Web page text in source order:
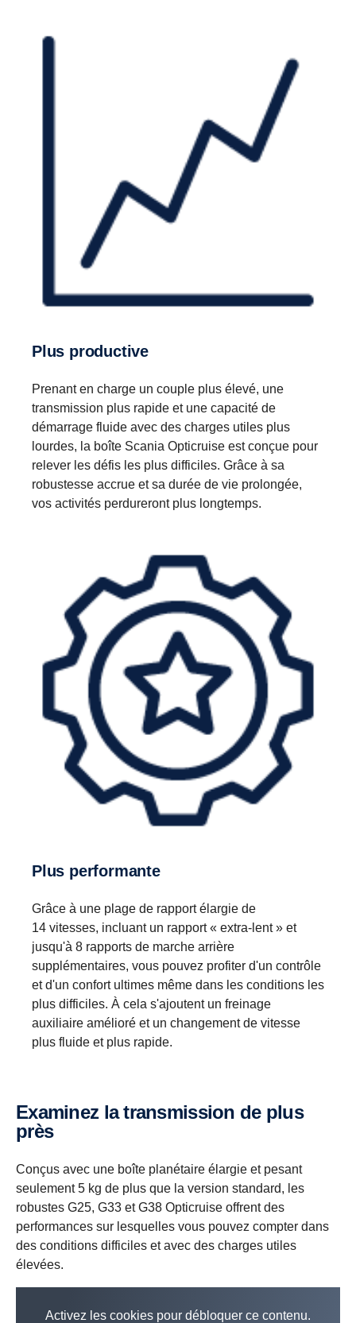
Plus productive
Prenant en charge un couple plus élevé, une
transmission plus rapide et une capacité de
démarrage fluide avec des charges utiles plus
lourdes, la boîte Scania Opticruise est conçue pour
relever les défis les plus difficiles. Grâce à sa
robustesse accrue et sa durée de vie prolongée,
vos activités perdureront plus longtemps.
Plus performante
Grâce à une plage de rapport élargie de
14 vitesses, incluant un rapport « extra-lent » et
jusqu'à 8 rapports de marche arrière
supplémentaires, vous pouvez profiter d'un contrôle
et d'un confort ultimes même dans les conditions les
plus difficiles. À cela s'ajoutent un freinage
auxiliaire amélioré et un changement de vitesse
plus fluide et plus rapide.
Examinez la transmission de plus
près
Conçus avec une boîte planétaire élargie et pesant
seulement 5 kg de plus que la version standard, les
robustes G25, G33 et G38 Opticruise offrent des
performances sur lesquelles vous pouvez compter dans
des conditions difficiles et avec des charges utiles
élevées.
Activez les cookies pour débloquer ce contenu.